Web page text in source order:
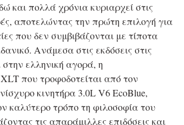
και πολλά χρόνια κυριαρχεί στις
αποτελώντας την πρώτη επιλογή για
που δεν συμβιβάζονται με τίποτα
Ανάμεσα στις εκδόσεις στις
στην ελληνική αγορά, η
που τροφοδοτείται από τον
κινητήρα 3.0L V6 EcoBlue,
καλύτερο τρόπο τη φιλοσοφία του
τις απαράμιλλες επιδόσεις και